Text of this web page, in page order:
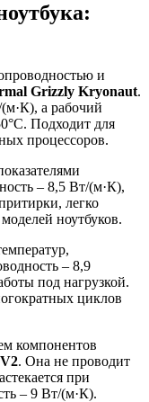
и
Grizzly Kryonaut.
а рабочий
Подходит для
процессоров.
– 8,5 Вт/(м·К),
легко
ноутбуков.
– 8,9
под нагрузкой.
циклов
компонентов
. Она не проводит
при
– 9 Вт/(м·К).